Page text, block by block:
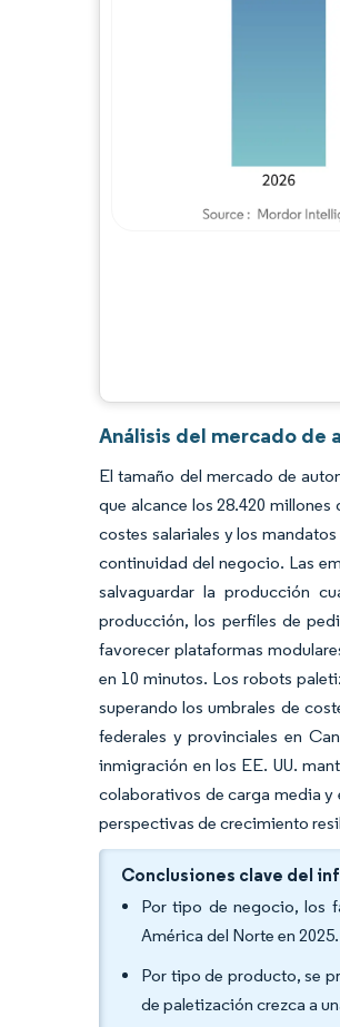
Análisis del mercado de
El tamaño del mercado de
que alcance los 28.420
costes salariales y los
continuidad del negocio. Las
salvaguardar la producción
producción, los perfiles de
favorecer plataformas
en 10 minutos. Los robots
superando los umbrales de
federales y provinciales en
inmigración en los EE. UU.
colaborativos de carga media
perspectivas de crecimiento
Conclusiones clave del
Por tipo de negocio, los
América del Norte en 2025.
Por tipo de producto, se
de paletización crezca a